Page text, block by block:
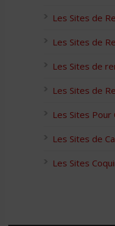
Les Sites de
Les Sites de
Les Sites de
Les Sites de
Les Sites Pour
Les Sites de
Les Sites